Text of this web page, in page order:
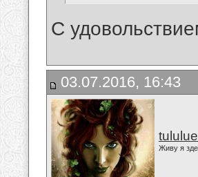
С
03.07.2016, 16:43
Живу я